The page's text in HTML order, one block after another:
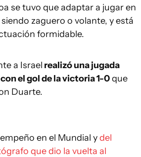
se tuvo que adaptar a jugar en
zaguero o volante, y está
formidable.
a Israel realizó una jugada
el gol de la victoria 1-0que
Duarte.
en el Mundial ydel
que dio la vuelta al